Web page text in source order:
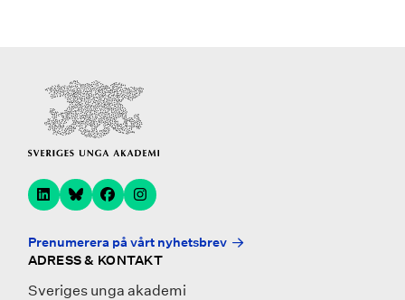
Prenumerera på vårt nyhetsbrev
ADRESS & KONTAKT
Sveriges unga akademi